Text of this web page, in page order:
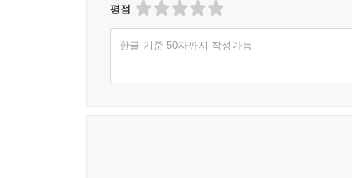
평점
한글 기준 50자까지 작성가능